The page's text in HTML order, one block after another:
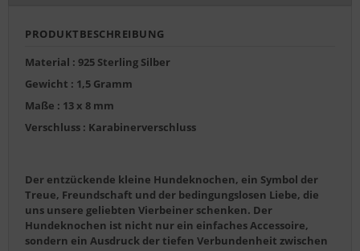
PRODUKTBESCHREIBUNG
Material : 925 Sterling Silber
Gewicht : 1,5 Gramm
Maße : 13 x 8 mm
Verschluss : Karabinerverschluss
Der entzückende kleine Hundeknochen, ein Symbol der
Treue, Freundschaft und der bedingungslosen Liebe, die
uns unsere geliebten Vierbeiner schenken. Der
Hundeknochen ist nicht nur ein einfaches Accessoire,
sondern ein Ausdruck der tiefen Verbundenheit zwischen